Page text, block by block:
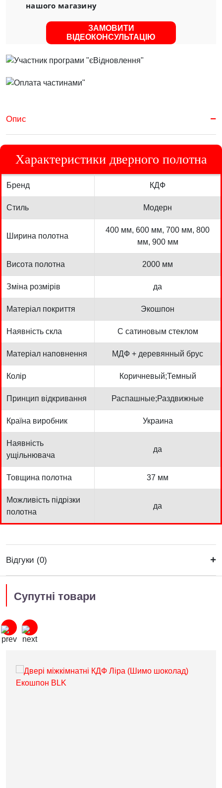
нашого магазину
ЗАМОВИТИ
ВІДЕОКОНСУЛЬТАЦІЮ
Опис
Характеристики дверного полотна
Бренд КДФ
Стиль Модерн
Ширина полотна
400 мм, 600 мм, 700 мм, 800
мм, 900 мм
Висота полотна 2000 мм
Зміна розмірів да
Матеріал покриття Экошпон
Наявність скла С сатиновым стеклом
Матеріал наповнення МДФ + деревянный брус
Колір Коричневый;Темный
Принцип відкривання Распашные;Раздвижные
Країна виробник Украина
Наявність
ущільнювача
да
Товщина полотна 37 мм
Можливість підрізки
полотна
да
Відгуки (0)
Супутні товари